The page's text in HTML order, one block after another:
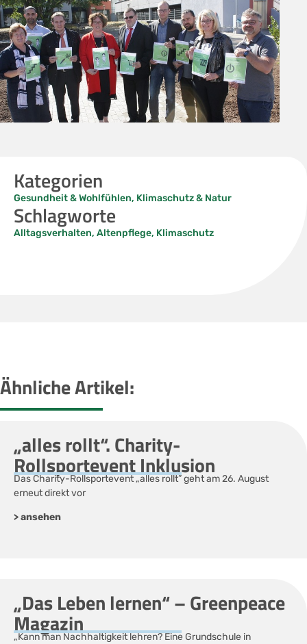
Kategorien
Gesundheit & Wohlfühlen, Klimaschutz & Natur
Schlagworte
Alltagsverhalten, Altenpflege, Klimaschutz
Ähnliche Artikel:
„alles rollt“. Charity-
Rollsportevent Inklusion
Das Charity-Rollsportevent „alles rollt” geht am 26. August
erneut direkt vor
> ansehen
„Das Leben lernen“ – Greenpeace
Magazin
„Kann man Nachhaltigkeit lehren? Eine Grundschule in